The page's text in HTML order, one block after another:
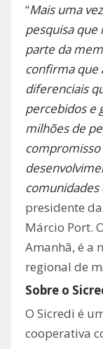
“Mais uma
pesquisa que
parte da
confirma que
diferenciais
percebidos e
milhões de
presidente
Márcio Port.
Amanhã, é a
regional de
Sobre o
O Sicredi é
cooperativa